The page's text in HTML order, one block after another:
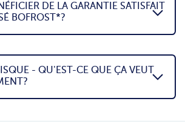
DE LA GARANTIE SATISFAIT
BOFROST*?
- QU'EST-CE QUE ÇA VEUT